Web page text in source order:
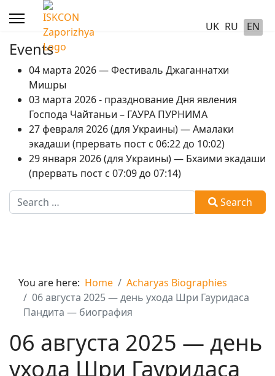
UK RU EN
Events
04 марта 2026 — Фестиваль Джаганнатхи
Мишры
03 марта 2026 - празднование Дня явления
Господа Чайтаньи – ГАУРА ПУРНИМА
27 февраля 2026 (для Украины) — Амалаки
экадаши (прервать пост с 06:22 до 10:02)
29 января 2026 (для Украины) — Бхаими экадаши
(прервать пост с 07:09 до 07:14)
Search
Search
You are here: Home
Acharyas Biographies
06 августа 2025 — день ухода Шри Гауридаса
Пандита — биография
06 августа 2025 — день
ухода Шри Гауридаса